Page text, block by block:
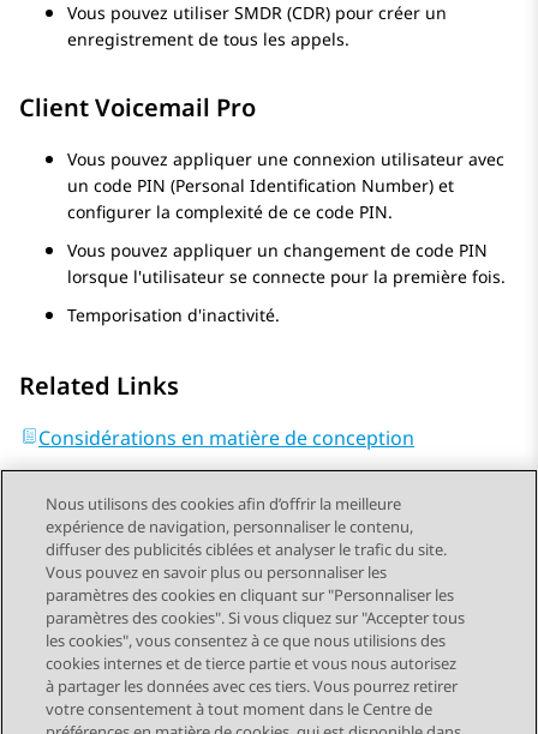
Vous pouvez utiliser SMDR (CDR) pour créer un
enregistrement de tous les appels.
ClientVoicemail Pro
Vous pouvez appliquer une connexion utilisateur avec
un code PIN (Personal Identification Number) et
configurer la complexité de ce code PIN.
Vous pouvez appliquer un changement de code PIN
lorsque l'utilisateur se connecte pour la première fois.
Temporisation d'inactivité.
Related Links
Considérations en matière de conception
Send Feedback
Navigation par sujet
Sujet précédent Sujet suivant
Nous utilisons des cookies afin d’offrir la meilleure
expérience de navigation, personnaliser le contenu,
diffuser des publicités ciblées et analyser le trafic du site.
Vous pouvez en savoir plus ou personnaliser les
paramètres des cookies en cliquant sur "Personnaliser les
paramètres des cookies". Si vous cliquez sur "Accepter tous
les cookies", vous consentez à ce que nous utilisions des
cookies internes et de tierce partie et vous nous autorisez
à partager les données avec ces tiers. Vous pourrez retirer
votre consentement à tout moment dans le Centre de